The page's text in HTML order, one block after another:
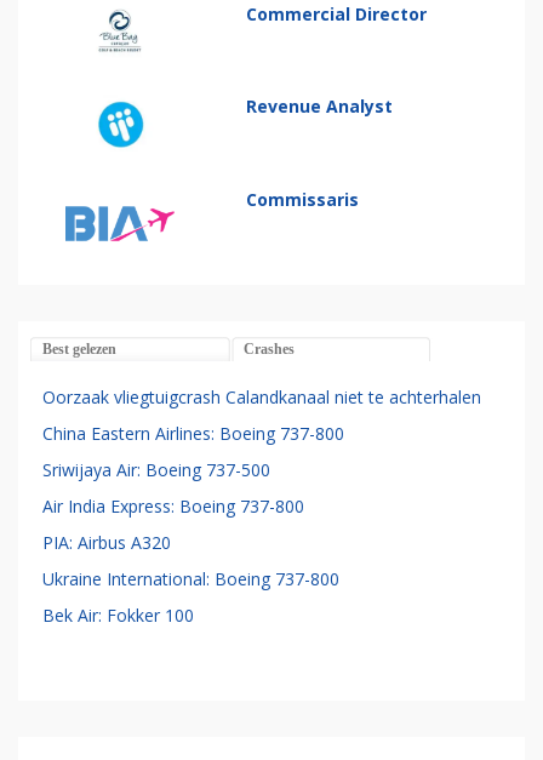
Commercial Director
Revenue Analyst
Commissaris
Best gelezen Crashes
Oorzaak vliegtuigcrash Calandkanaal niet te achterhalen
China Eastern Airlines: Boeing 737-800
Sriwijaya Air: Boeing 737-500
Air India Express: Boeing 737-800
PIA: Airbus A320
Ukraine International: Boeing 737-800
Bek Air: Fokker 100